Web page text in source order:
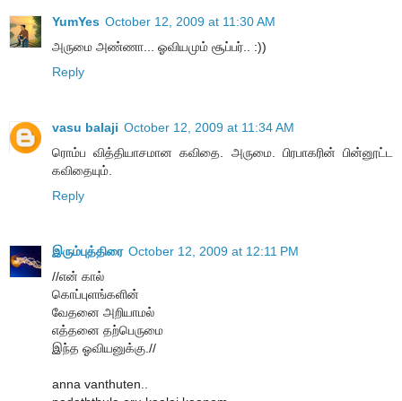
YumYes October 12, 2009 at 11:30 AM
அருமை அண்ணா... ஓவியமும் சூப்பர்.. :))
Reply
vasu balaji October 12, 2009 at 11:34 AM
ரொம்ப வித்தியாசமான கவிதை. அருமை. பிரபாகரின் பின்னூட்ட
கவிதையும்.
Reply
இரும்புத்திரை October 12, 2009 at 12:11 PM
//என் கால்
கொப்புளங்களின்
வேதனை அறியாமல்
எத்தனை தற்பெருமை
இந்த ஓவியனுக்கு.//
anna vanthuten..